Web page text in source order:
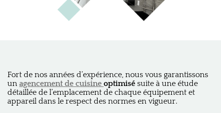
Fort de nos années d’expérience, nous vous garantissons
un agencement de cuisine optimisé suite à une étude
détaillée de l’emplacement de chaque équipement et
appareil dans le respect des normes en vigueur.